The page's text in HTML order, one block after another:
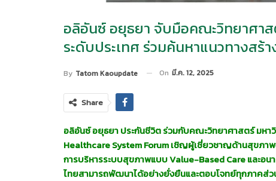
อลิอันซ์ อยุธยา จับมือคณะวิทยาศา
ระดับประเทศ ร่วมค้นหาแนวทางส
By Tatom Kaoupdate On มี.ค. 12, 2025
Share
อลิอันซ์ อยุธยา ประกันชีวิต ร่วมกับคณะวิทยาศาสตร์ มห
Healthcare System Forum เชิญผู้เชี่ยวชาญด้านสุขภาพ
การบริหารระบบสุขภาพแบบ Value-Based Care และอ
ไทยสามารถพัฒนาได้อย่างยั่งยืนและตอบโจทย์ทุกภาคส่